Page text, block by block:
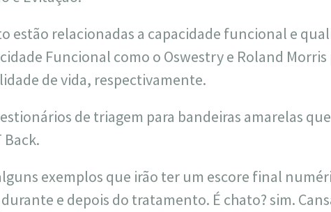
estão relacionadas a capacidade funcional e
Funcional como o Oswestry e Roland
de vida, respectivamente.
de triagem para bandeiras amarelas
Back.
exemplos que irão ter um escore final
e depois do tratamento. É chato? sim.